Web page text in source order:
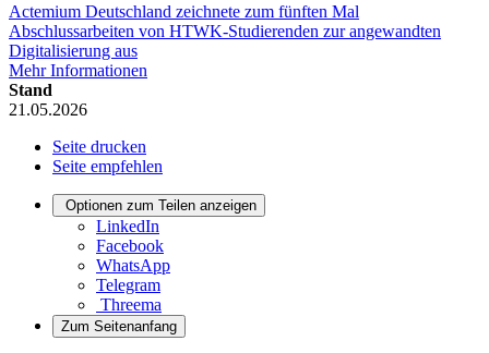
Actemium Deutschland zeichnete zum fünften Mal
Abschlussarbeiten von HTWK-Studierenden zur angewandten
Digitalisierung aus
Mehr Informationen
Stand
21.05.2026
Seite drucken
Seite empfehlen
Optionen zum Teilen anzeigen
LinkedIn
Facebook
WhatsApp
Telegram
Threema
Zum Seitenanfang